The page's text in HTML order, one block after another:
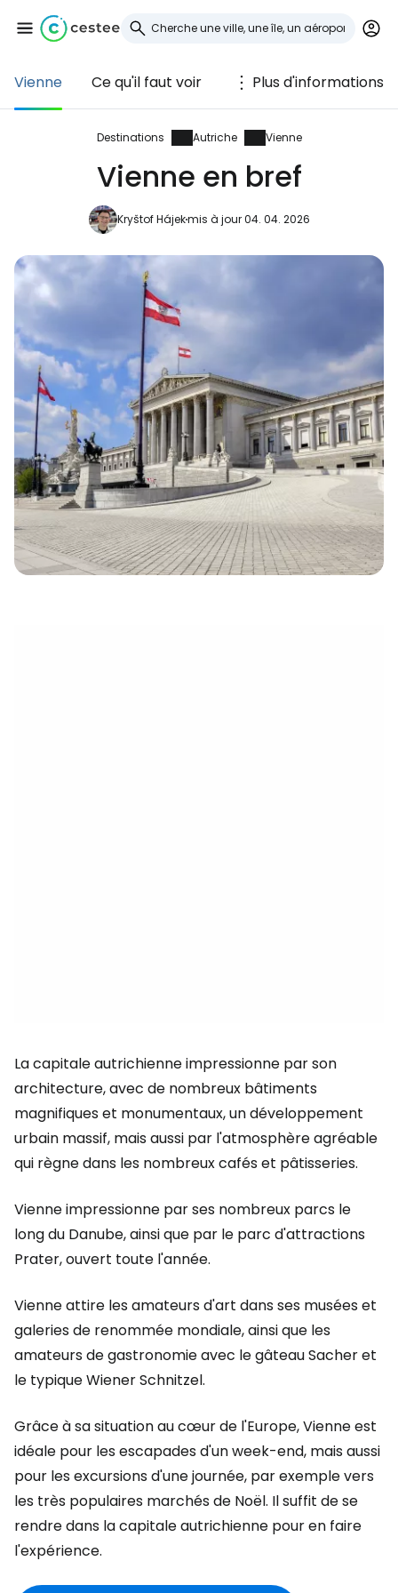
Vienne Ce qu'il faut voir Plus d'informations
Destinations Autriche Vienne
Vienne en bref
Kryštof Hájekmis à jour 04. 04. 2026
La capitale autrichienne impressionne par son
architecture, avec de nombreux bâtiments
magnifiques et monumentaux, un développement
urbain massif, mais aussi par l'atmosphère agréable
qui règne dans les nombreux cafés et pâtisseries.
Vienne impressionne par ses nombreux parcs le
long du Danube, ainsi que par le parc d'attractions
Prater, ouvert toute l'année.
Vienne attire les amateurs d'art dans ses musées et
galeries de renommée mondiale, ainsi que les
amateurs de gastronomie avec le gâteau Sacher et
le typique Wiener Schnitzel.
Grâce à sa situation au cœur de l'Europe, Vienne est
idéale pour les escapades d'un week-end, mais aussi
pour les excursions d'une journée, par exemple vers
les très populaires marchés de Noël. Il suffit de se
rendre dans la capitale autrichienne pour en faire
l'expérience.
Se connecter à
Cestee
... la communauté mondiale des voyageurs
Continuer avec Facebook
Poursuivre avec le courrier
électronique